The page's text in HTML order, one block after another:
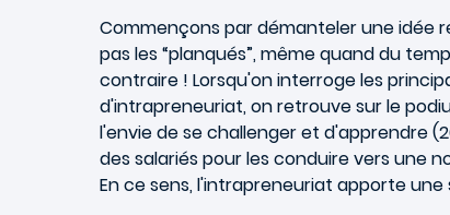
Commençons par démanteler une idée
pas les “planqués”, même quand du
contraire ! Lorsqu'on interroge les
d'intrapreneuriat, on retrouve sur le
l'envie de se challenger et d'apprendre
des salariés pour les conduire vers une
En ce sens, l'intrapreneuriat apporte